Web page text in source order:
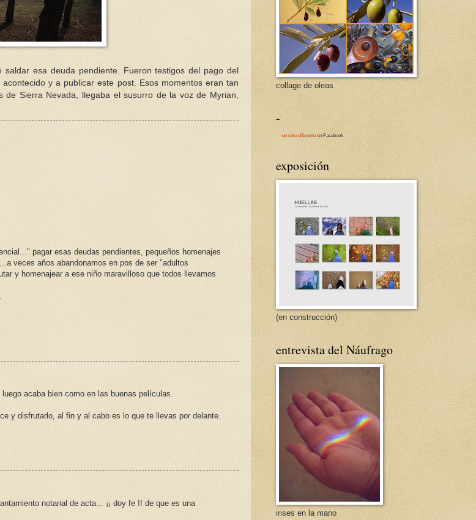
esa deuda pendiente. Fueron testigos del pago del
y a publicar este post. Esos momentos eran tan
Sierra Nevada, llegaba el susurro de la voz de Myrian,
pagar esas deudas pendientes, pequeños homenajes
veces años abandonamos en pos de ser "adultos
y homenajear a ese niño maravilloso que todos llevamos
acaba bien como en las buenas películas.
y disfrutarlo, al fin y al cabo es lo que te llevas por delante.
notarial de acta... ¡¡ doy fe !! de que es una
collage de oleas
-
un sitio diferente on Facebook
exposición
(en construcción)
entrevista del Náufrago
irises en la mano